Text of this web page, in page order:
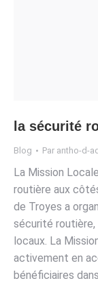
la sécurité
Blog Par antho-d-
La Mission
routière aux
de Troyes a
sécurité
locaux. La
activement en
bénéficiaires